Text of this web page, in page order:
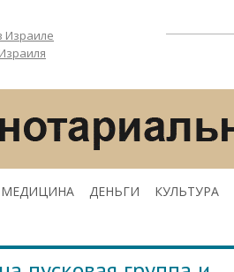
Израиле
МЕДИЦИНА ДЕНЬГИ КУЛЬТУРА